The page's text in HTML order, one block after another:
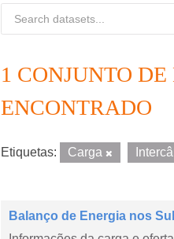
1 CONJUNTO DE
ENCONTRADO
Etiquetas: Carga
Balanço de Energia nos